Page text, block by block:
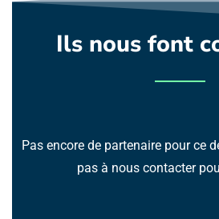
Ils nous font
Pas encore de partenaire pour ce
pas à nous contacter